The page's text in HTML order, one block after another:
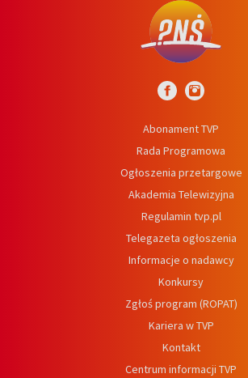
Abonament TVP
Rada Programowa
Ogłoszenia przetargowe
Akademia Telewizyjna
Regulamin tvp.pl
Telegazeta ogłoszenia
Informacje o nadawcy
Konkursy
Zgłoś program (ROPAT)
Kariera w TVP
Kontakt
Centrum informacji TVP